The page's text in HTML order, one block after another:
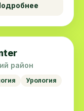
район
Урология